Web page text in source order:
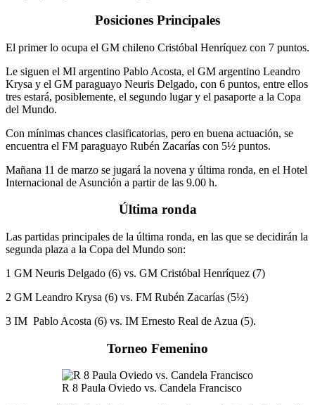
Posiciones Principales
El primer lo ocupa el GM chileno Cristóbal Henríquez con 7 puntos.
Le siguen el MI argentino Pablo Acosta, el GM argentino Leandro
Krysa y el GM paraguayo Neuris Delgado, con 6 puntos, entre ellos
tres estará, posiblemente, el segundo lugar y el pasaporte a la Copa
del Mundo.
Con mínimas chances clasificatorias, pero en buena actuación, se
encuentra el FM paraguayo Rubén Zacarías con 5½ puntos.
Mañana 11 de marzo se jugará la novena y última ronda, en el Hotel
Internacional de Asunción a partir de las 9.00 h.
Última ronda
Las partidas principales de la última ronda, en las que se decidirán la
segunda plaza a la Copa del Mundo son:
1 GM Neuris Delgado (6) vs. GM Cristóbal Henríquez (7)
2 GM Leandro Krysa (6) vs. FM Rubén Zacarías (5½)
3 IM Pablo Acosta (6) vs. IM Ernesto Real de Azua (5).
Torneo Femenino
R 8 Paula Oviedo vs. Candela Francisco